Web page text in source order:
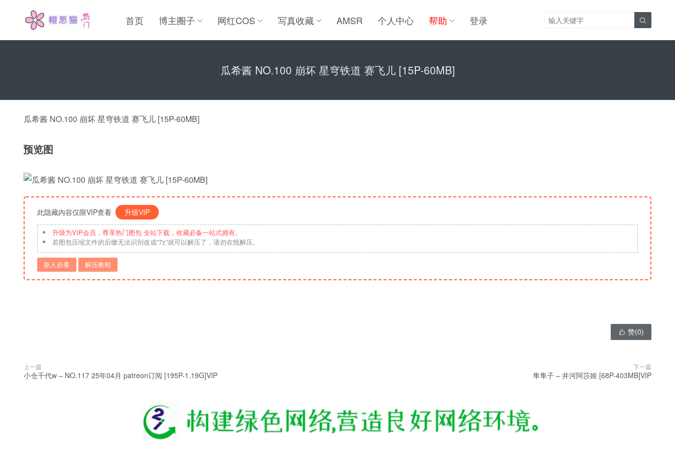
首页 博主圈子 网红COS 写真收藏 AMSR 个人中心 帮助 登录 
瓜希酱 NO.100 崩坏 星穹铁道 赛飞儿 [15P-60MB]
瓜希酱 NO.100 崩坏 星穹铁道 赛飞儿 [15P-60MB]
预览图
此隐藏内容仅限VIP查看 升级VIP
升级为VIP会员，尊享热门图包 全站下载，收藏必备一站式拥有。
若图包压缩文件的后缀无法识别改成“7z”就可以解压了，请勿在线解压。
新人必看 解压教程
 赞(0)
上一篇
小仓千代w – NO.117 25年04月 patreon订阅 [195P-1.19G]VIP
下一篇
隼隼子 – 井河阿莎姬 [68P-403MB]VIP